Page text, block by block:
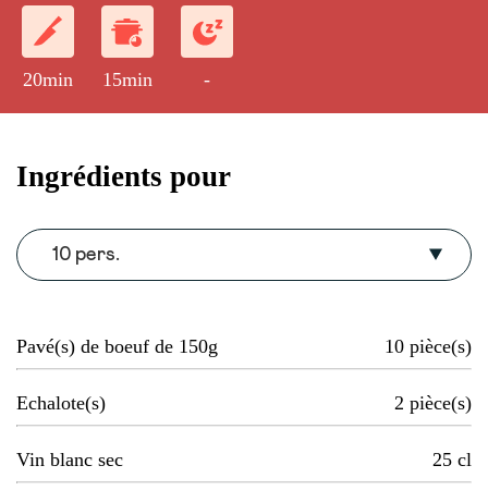
et noisettes concassées.
20min 15min -
Ingrédients pour
10 pers.
Pavé(s) de boeuf de 150g 10 pièce(s)
Echalote(s) 2 pièce(s)
Vin blanc sec 25 cl